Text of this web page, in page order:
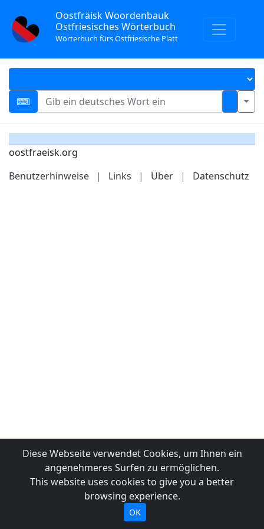
Oostfräisk Woordenbauk
Ostfriesisches Wörterbuch
Wörterbuch fürs Ostfriesische Platt
oostfraeisk.org
Benutzerhinweise
| Links | Über | Datenschutz
Diese Webseite verwendet Cookies, um Ihnen ein
angenehmeres Surfen zu ermöglichen.
This website uses cookies to give you a better
browsing experience.
OK